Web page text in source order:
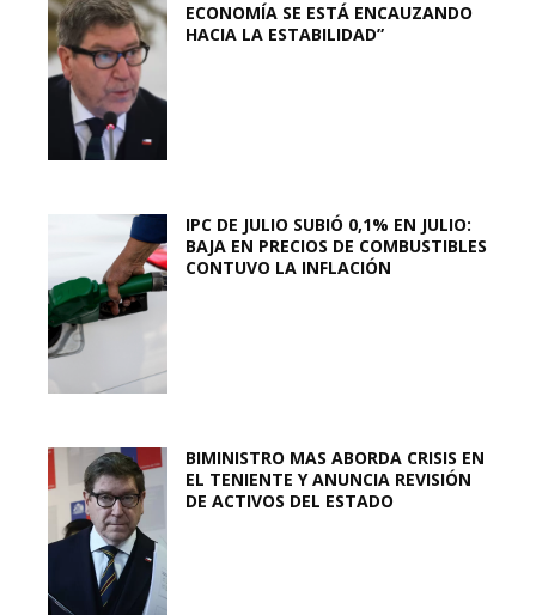
ECONOMÍA SE ESTÁ ENCAUZANDO
HACIA LA ESTABILIDAD”
IPC DE JULIO SUBIÓ 0,1% EN JULIO:
BAJA EN PRECIOS DE COMBUSTIBLES
CONTUVO LA INFLACIÓN
BIMINISTRO MAS ABORDA CRISIS EN
EL TENIENTE Y ANUNCIA REVISIÓN
DE ACTIVOS DEL ESTADO